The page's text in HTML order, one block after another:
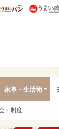
特集
いめし うまいパ
家事・生活術
・制度